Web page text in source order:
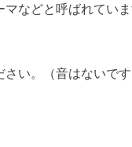
などと呼ばれてい
さい。（音はないで